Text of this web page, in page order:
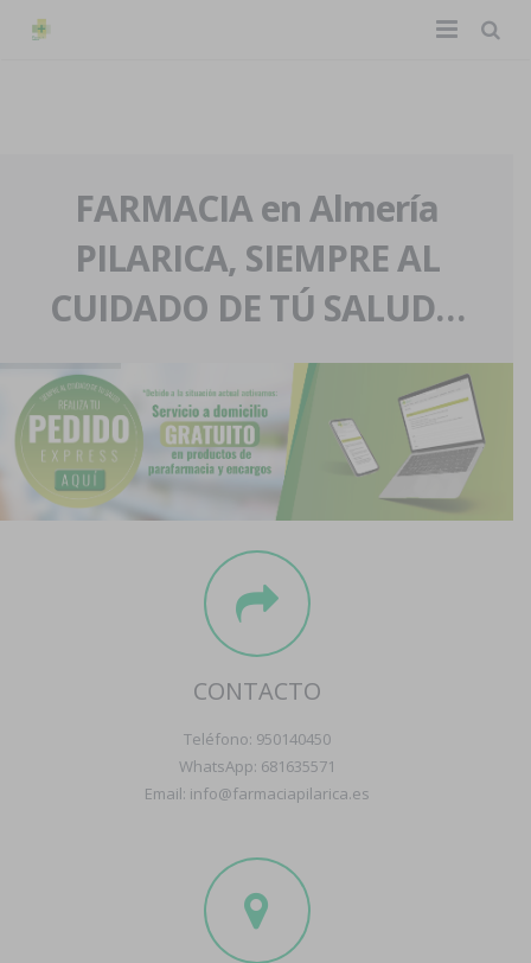
La farmacia
Nuestra historia
Nuestro equipo
Eventos
Servicios y reservas
Pedidos express
Blog
Contacto
Boletín
FARMACIA en Almería
PILARICA, SIEMPRE AL
CUIDADO DE TÚ SALUD…
CONTACTO
Teléfono: 950140450
WhatsApp: 681635571
Email: info@farmaciapilarica.es